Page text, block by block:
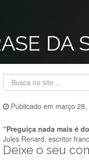
DA
Publicado em março 28,
“Preguiça nada mais é
Jules Renard, escritor
Deixe o seu